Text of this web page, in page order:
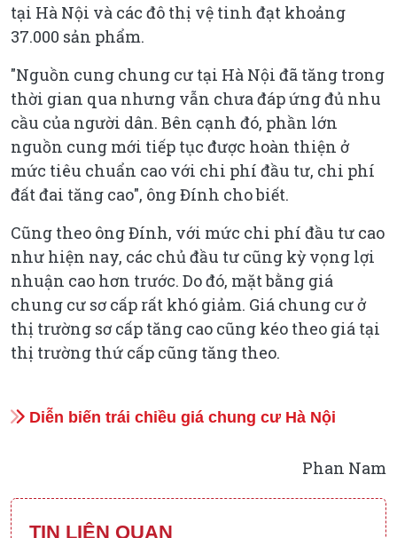
tại Hà Nội và các đô thị vệ tinh đạt khoảng
37.000 sản phẩm.
"Nguồn cung chung cư tại Hà Nội đã tăng trong
thời gian qua nhưng vẫn chưa đáp ứng đủ nhu
cầu của người dân. Bên cạnh đó, phần lớn
nguồn cung mới tiếp tục được hoàn thiện ở
mức tiêu chuẩn cao với chi phí đầu tư, chi phí
đất đai tăng cao", ông Đính cho biết.
Cũng theo ông Đính, với mức chi phí đầu tư cao
như hiện nay, các chủ đầu tư cũng kỳ vọng lợi
nhuận cao hơn trước. Do đó, mặt bằng giá
chung cư sơ cấp rất khó giảm. Giá chung cư ở
thị trường sơ cấp tăng cao cũng kéo theo giá tại
thị trường thứ cấp cũng tăng theo.
Diễn biến trái chiều giá chung cư Hà Nội
Phan Nam
TIN LIÊN QUAN